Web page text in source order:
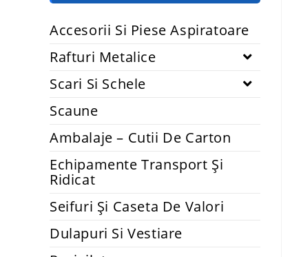
Accesorii Si Piese Aspiratoare
Rafturi Metalice
Scari Si Schele
Scaune
Ambalaje – Cutii De Carton
Echipamente Transport Și
Ridicat
Seifuri Și Caseta De Valori
Dulapuri Si Vestiare